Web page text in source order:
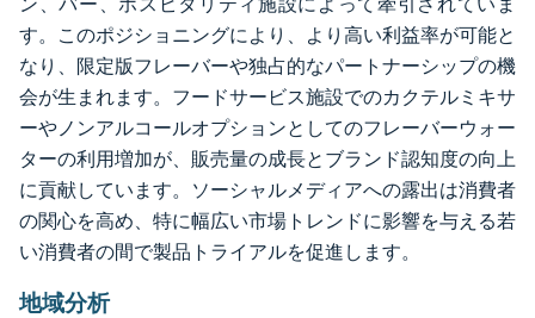
す。このポジショニングにより、より高い利益率が可能と
なり、限定版フレーバーや独占的なパートナーシップの機
会が生まれます。フードサービス施設でのカクテルミキサ
ーやノンアルコールオプションとしてのフレーバーウォー
ターの利用増加が、販売量の成長とブランド認知度の向上
に貢献しています。ソーシャルメディアへの露出は消費者
の関心を高め、特に幅広い市場トレンドに影響を与える若
い消費者の間で製品トライアルを促進します。
地域分析